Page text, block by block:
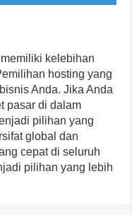
kelebihan
hosting yang
Anda. Jika Anda
pasar di dalam
pilihan yang
global dan
cepat di seluruh
pilihan yang lebih